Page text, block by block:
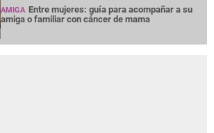
AMIGA Entre mujeres: guía para acompañar a su
amiga o familiar con cáncer de mama